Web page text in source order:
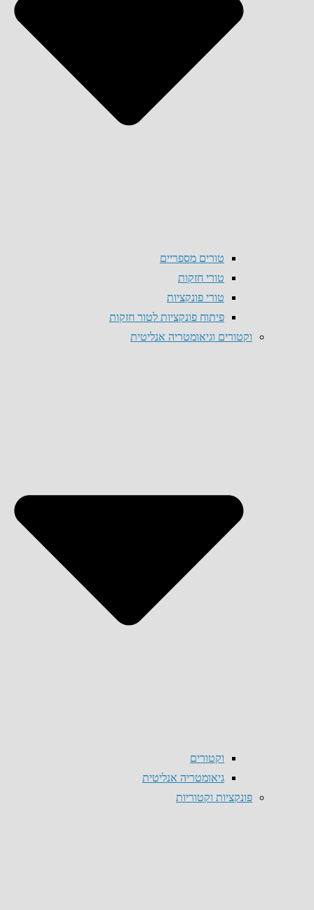
טורים מספריים
טורי חזקות
טורי פונקציות
פיתוח פונקציות לטור חזקות
וקטורים וגיאומטריה אנליטית
וקטורים
גיאומטריה אנליטית
פונקציות וקטוריות